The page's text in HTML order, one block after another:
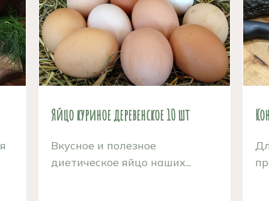
Яйцо куриное деревенское 10 шт
Вкусное и полезное
диетическое яйцо наших...